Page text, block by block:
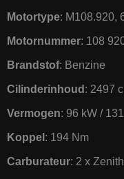
Motortype: M108.920,
Motornummer: 108
Brandstof: Benzine
Cilinderinhoud : 2497
Vermogen: 96 kW /
Koppel : 194 Nm
Carburateur: 2 x